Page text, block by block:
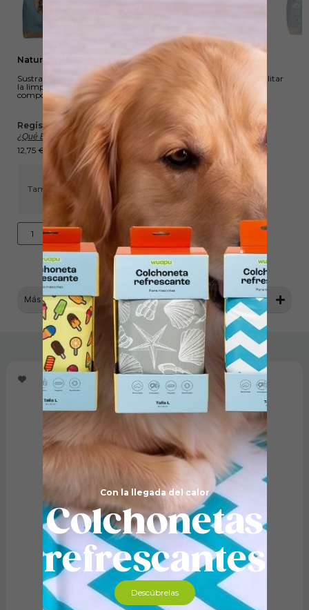
Naturcorn Kitten 6 l
Sustrato de maíz triturado Naturcorn Kitten, diseñado para facilitar
la limpieza del arenero y neutralizar olores. Biodegradable,
compostable y perfecto para gatitos. Envase de 6 litros.
Regístrate, comparte y gana Wuapu Points :
¿Qué Es Esto?
12,75 € 72,69€
Tamaño
Añadir al carrito
Más información
Productos relacionados
Con la llegada del calor
Colchonetas
refrescantes
Descúbrelas